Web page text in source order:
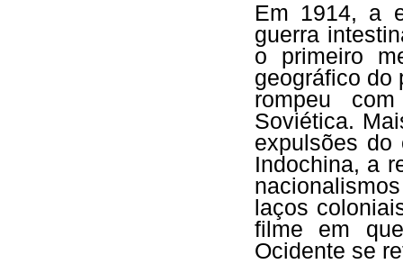
Em 1914, a
guerra
o primeiro
geográfico do
rompeu
Soviética.
expulsões do
Indochina, a
laços
filme em
Ocidente se